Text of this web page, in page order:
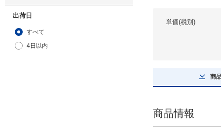
出荷日
すべて
4日以内
単価(税別)
商
商品情報